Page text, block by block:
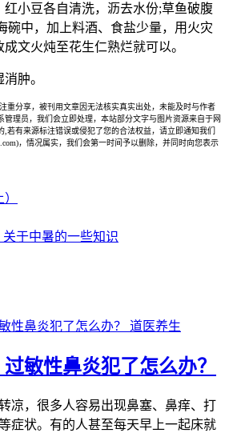
小豆各自清洗，沥去水份;草鱼破腹
碗中，加上料酒、食盐少量，用火灾
文火炖至花生仁熟烂就可以。
肿。
重分享，被刊用文章因无法核实真实出处，未能及时与作者
管理员，我们会立即处理，本站部分文字与图片资源来自于网
若有来源标注错误或侵犯了您的合法权益，请立即通知我们
，情况属实，我们会第一时间予以删除，并同时向您表示
于中暑的一些知识
道医养生
敏性鼻炎犯了怎么办？
凉，很多人容易出现鼻塞、鼻痒、打
症状。有的人甚至每天早上一起床就